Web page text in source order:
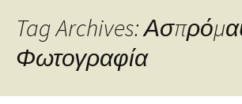
Tag Archives:
Φωτογραφία